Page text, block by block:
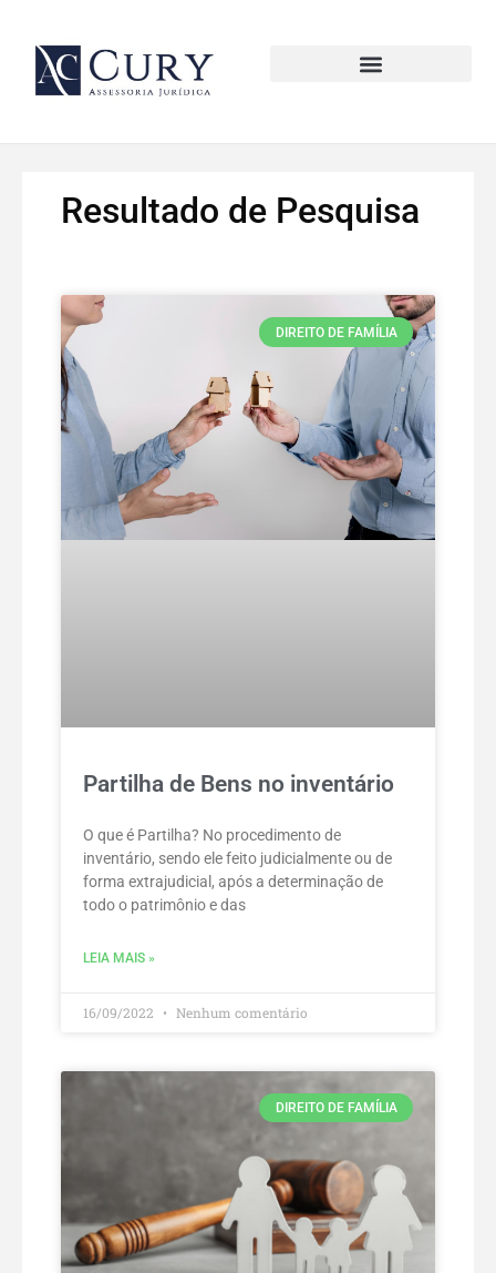
conteúdo
Resultado de Pesquisa
DIREITO DE FAMÍLIA
Partilha de Bens no inventário
O que é Partilha? No procedimento de
inventário, sendo ele feito judicialmente ou de
forma extrajudicial, após a determinação de
todo o patrimônio e das
LEIA MAIS »
16/09/2022 Nenhum comentário
DIREITO DE FAMÍLIA